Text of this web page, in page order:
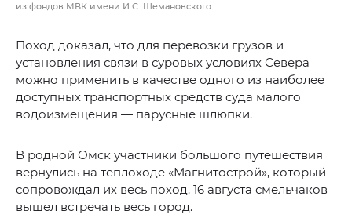
из фондов МВК имени И.С. Шемановского
Поход доказал, что для перевозки грузов и
установления связи в суровых условиях Севера
можно применить в качестве одного из наиболее
доступных транспортных средств суда малого
водоизмещения — парусные шлюпки.
В родной Омск участники большого путешествия
вернулись на теплоходе «Магнитострой», который
сопровождал их весь поход. 16 августа смельчаков
вышел встречать весь город.